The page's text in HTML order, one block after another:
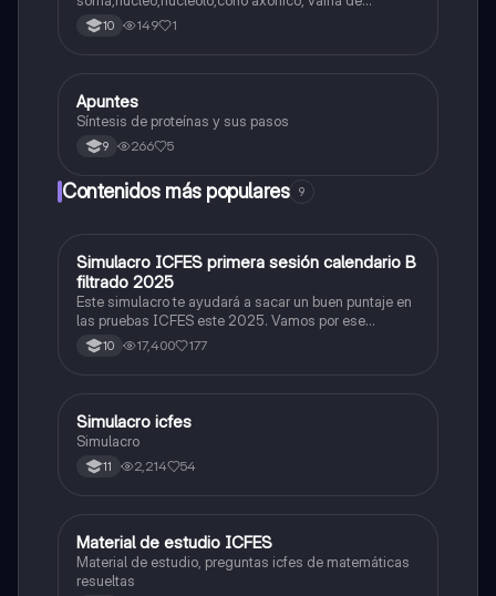
mielina,celula schwan,núcleo de schwann,nódulo de
Ranvier,terminal axonico Arborizacion terminal, botón
10 149 1
Biologia
Apuntes
Síntesis de proteínas y sus pasos
9 266 5
Contenidos más populares 9
ICFES: Matemáticas
Simulacro ICFES primera sesión calendario B
filtrado 2025
Este simulacro te ayudará a sacar un buen puntaje en
las pruebas ICFES este 2025. Vamos por ese
500/500. Y poder ser admitido en la universidad que
quieras, estudiar la carrera que quieres y no la que te
10 17,400 177
ICFES: Lectura Crítica
Simulacro icfes
Simulacro
11 2,214 54
ICFES: Matemáticas
Material de estudio ICFES
Material de estudio, preguntas icfes de matemáticas
resueltas